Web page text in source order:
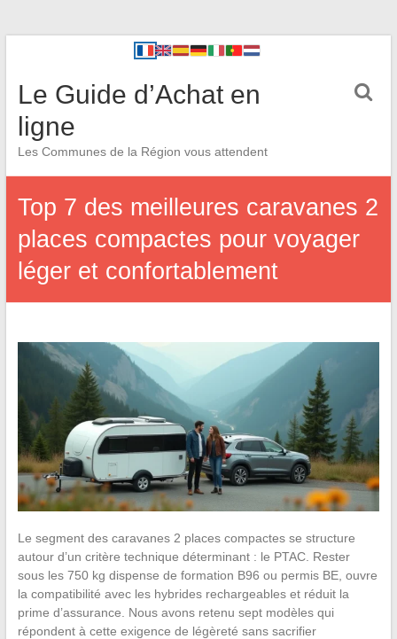
Le Guide d’Achat en
ligne
Les Communes de la Région vous attendent
Top 7 des meilleures caravanes 2
places compactes pour voyager
léger et confortablement
Le segment des caravanes 2 places compactes se structure
autour d’un critère technique déterminant : le PTAC. Rester
sous les 750 kg dispense de formation B96 ou permis BE, ouvre
la compatibilité avec les hybrides rechargeables et réduit la
prime d’assurance. Nous avons retenu sept modèles qui
répondent à cette exigence de légèreté sans sacrifier